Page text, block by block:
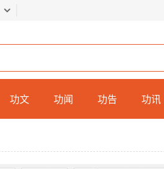
功文 功闻 功告 功讯